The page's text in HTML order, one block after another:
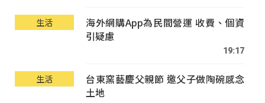
生活
海外網購App為民間營運 收費、個資
引疑慮
19:17
生活
台東窯藝慶父親節 邀父子做陶碗感念
土地